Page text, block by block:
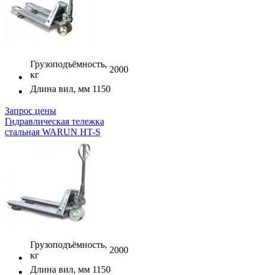
Грузоподъёмность,
кг
2000
Длина вил, мм 1150
Запрос цены
Гидравлическая тележка
стальная WARUN HT-S
Грузоподъёмность,
кг
2000
Длина вил, мм 1150